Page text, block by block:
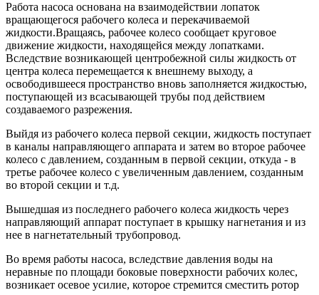
Работа насоса основана на взаимодействии лопаток
вращающегося рабочего колеса и перекачиваемой
жидкости.Вращаясь, рабочее колесо сообщает круговое
движение жидкости, находящейся между лопатками.
Вследствие возникающей центробежной силы жидкость от
центра колеса перемещается к внешнему выходу, а
освободившееся пространство вновь заполняется жидкостью,
поступающей из всасывающей трубы под действием
создаваемого разрежения.
Выйдя из рабочего колеса первой секции, жидкость поступает
в каналы направляющего аппарата и затем во второе рабочее
колесо с давлением, созданным в первой секции, откуда - в
третье рабочее колесо с увеличенным давлением, созданным
во второй секции и т.д.
Вышедшая из последнего рабочего колеса жидкость через
направляющий аппарат поступает в крышку нагнетания и из
нее в нагнетательный трубопровод.
Во время работы насоса, вследствие давления воды на
неравные по площади боковые поверхности рабочих колес,
возникает осевое усилие, которое стремится сместить ротор